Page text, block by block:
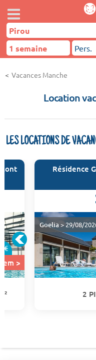
Vacances Manche
Location
LES LOCATIONS DE
>
Résidence
Goelia > 29/08/
2